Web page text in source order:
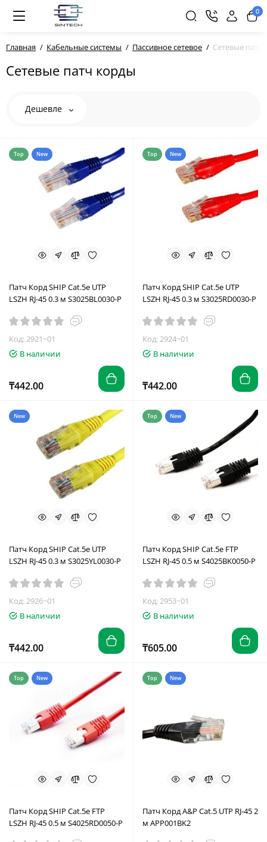
0
Главная Кабельные системы Пассивное сетевое Сетевые патч
Сетевые патч корды
Дешевле
Top New
Патч Корд SHIP Cat.5e UTP
LSZH RJ-45 0.3 м S3025BL0030-P
Код: 2921~01
В наличии
₸442.00
Top New
Патч Корд SHIP Cat.5e UTP
LSZH RJ-45 0.3 м S3025RD0030-P
Код: 2924~01
В наличии
₸442.00
New
Патч Корд SHIP Cat.5e UTP
LSZH RJ-45 0.3 м S3025YL0030-P
Код: 2926~01
В наличии
₸442.00
Top New
Патч Корд SHIP Cat.5e FTP
LSZH RJ-45 0.5 м S4025BK0050-P
Код: 2953~01
В наличии
₸605.00
Top New
Патч Корд SHIP Cat.5e FTP
LSZH RJ-45 0.5 м S4025RD0050-P
Top New
Патч Корд A&P Cat.5 UTP RJ-45 2
м APP001BK2